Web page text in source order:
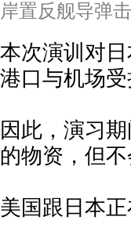
岸置反舰导弹
本次演训对
港口与机场
因此，演习
的物资，但不
美国跟日本